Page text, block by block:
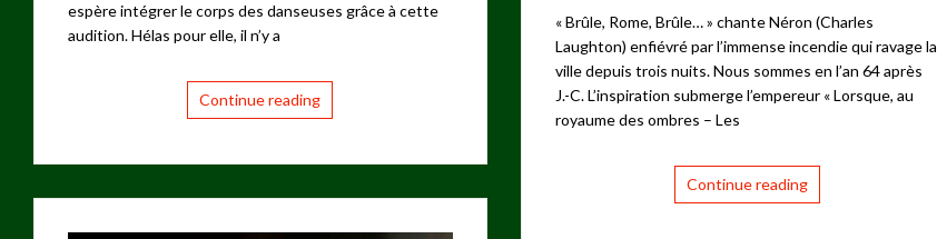
« Brûle, Rome, Brûle… » chante Néron (Charles
Laughton) enfiévré par l’immense incendie qui ravage la
ville depuis trois nuits. Nous sommes en l’an 64 après
J.-C. L’inspiration submerge l’empereur « Lorsque, au
royaume des ombres – Les
Continue reading
espère intégrer le corps des danseuses grâce à cette
audition. Hélas pour elle, il n’y a
Continue reading